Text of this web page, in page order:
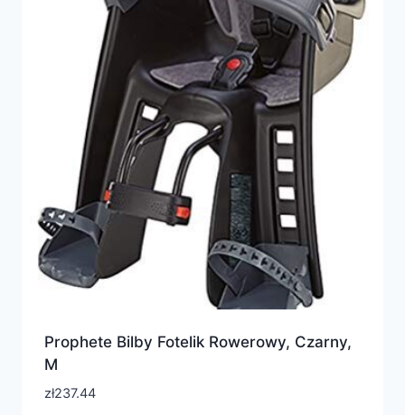
Prophete Bilby Fotelik Rowerowy, Czarny,
M
zł237.44